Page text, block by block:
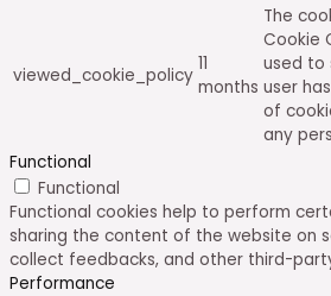
viewed_cookie_policy
11
months
The
Cookie
used to
user
of
any
Functional
Functional
Functional cookies help to perform
sharing the content of the website on
collect feedbacks, and other third-
Performance